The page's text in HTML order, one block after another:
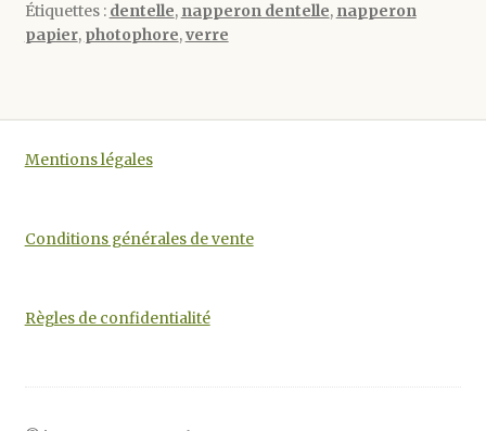
Étiquettes : dentelle, napperon dentelle, napperon
papier, photophore,verre
Mentions légales
Conditions générales de vente
Règles de confidentialité